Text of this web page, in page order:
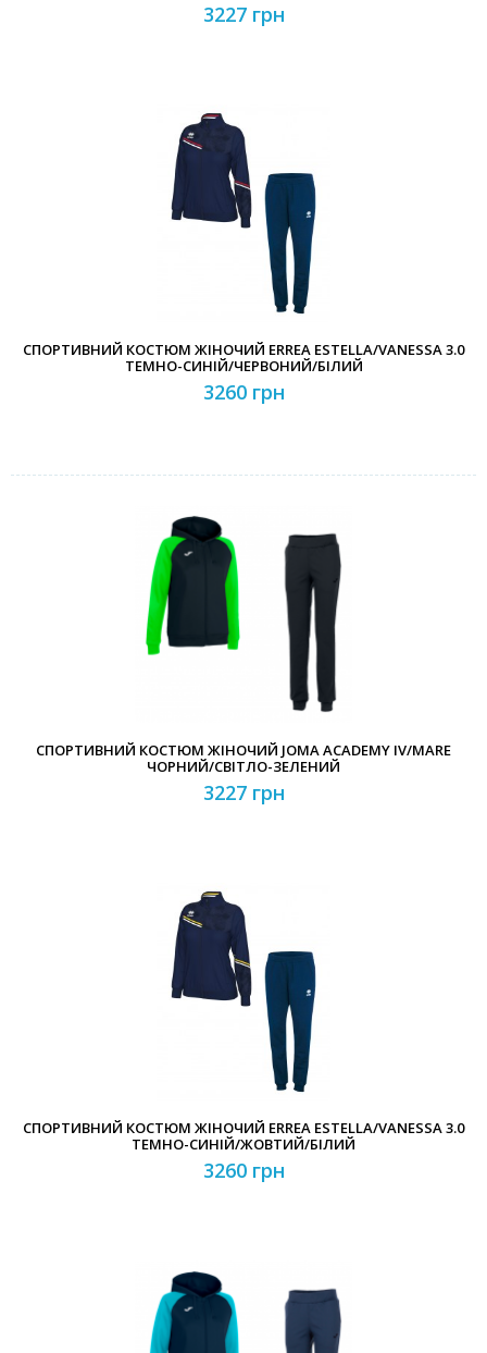
3227 грн
СПОРТИВНИЙ КОСТЮМ ЖІНОЧИЙ ERREA ESTELLA/VANESSA 3.0
ТЕМНО-СИНІЙ/ЧЕРВОНИЙ/БІЛИЙ
3260 грн
СПОРТИВНИЙ КОСТЮМ ЖІНОЧИЙ JOMA ACADEMY IV/MARE
ЧОРНИЙ/СВІТЛО-ЗЕЛЕНИЙ
3227 грн
СПОРТИВНИЙ КОСТЮМ ЖІНОЧИЙ ERREA ESTELLA/VANESSA 3.0
ТЕМНО-СИНІЙ/ЖОВТИЙ/БІЛИЙ
3260 грн